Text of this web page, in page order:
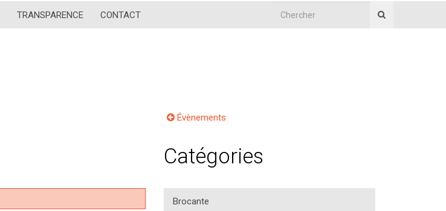
TRANSPARENCE CONTACT
Évènements
Catégories
Brocante